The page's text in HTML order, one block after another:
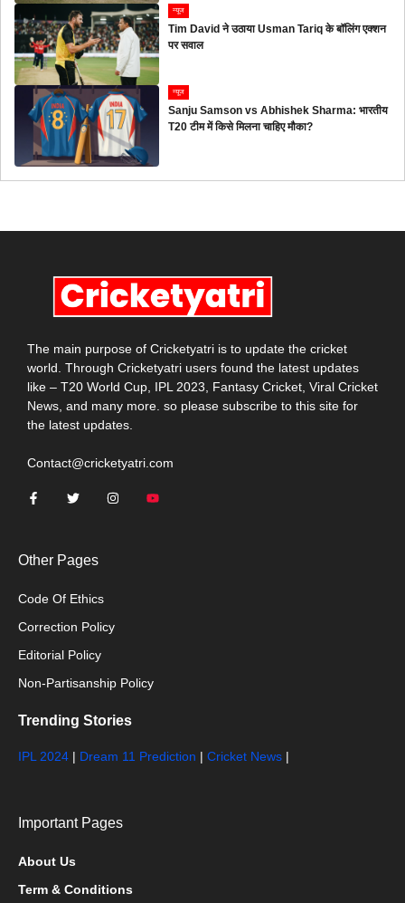
न्यूज
Tim David ने उठाया Usman Tariq के बॉलिंग एक्शन
पर सवाल
न्यूज
Sanju Samson vs Abhishek Sharma: भारतीय
T20 टीम में किसे मिलना चाहिए मौका?
The main purpose of Cricketyatri is to update the cricket
world. Through Cricketyatri users found the latest updates
like – T20 World Cup, IPL 2023, Fantasy Cricket, Viral Cricket
News, and many more. so please subscribe to this site for
the latest updates.
Contact@cricketyatri.com
Other Pages
Code Of Ethics
Correction Policy
Editorial Policy
Non-Partisanship Policy
Trending Stories
IPL 2024 | Dream 11 Prediction | Cricket News |
Important Pages
About Us
Term & Conditions